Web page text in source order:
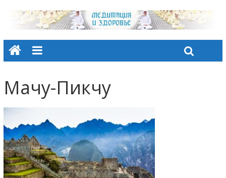
Мачу-Пикчу